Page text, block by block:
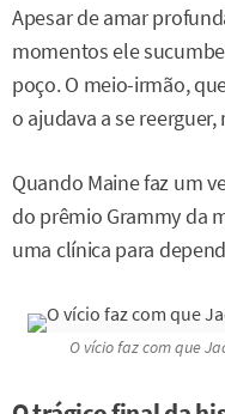
Apesar de amar
momentos ele
poço. O meio-irmão,
o ajudava a se
Quando Maine faz um
do prêmio Grammy da
uma clínica para
O vício faz com que